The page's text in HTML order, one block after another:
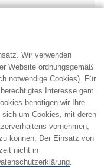
Wir verwenden
Website ordnungsgemäß
notwendige Cookies). Für
Interesse gem.
benötigen wir Ihre
um Cookies, mit deren
vornehmen,
können. Der Einsatz von
nicht in
.